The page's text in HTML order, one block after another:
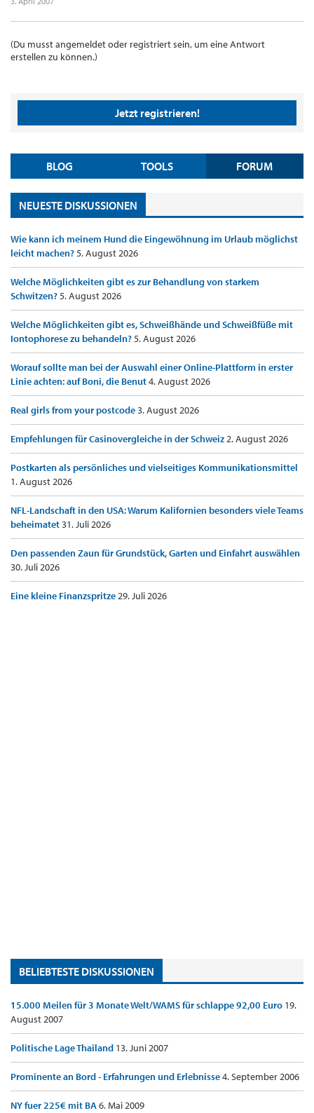
(Du musst angemeldet oder registriert sein, um eine Antwort
erstellen zu können.)
Jetzt registrieren!
BLOG TOOLS FORUM
NEUESTE DISKUSSIONEN
Wie kann ich meinem Hund die Eingewöhnung im Urlaub möglichst
leicht machen?5. August 2026
Welche Möglichkeiten gibt es zur Behandlung von starkem
Schwitzen?5. August 2026
Welche Möglichkeiten gibt es, Schweißhände und Schweißfüße mit
Iontophorese zu behandeln?5. August 2026
Worauf sollte man bei der Auswahl einer Online-Plattform in erster
Linie achten: auf Boni, die Benut4. August 2026
Real girls from your postcode3. August 2026
Empfehlungen für Casinovergleiche in der Schweiz2. August 2026
Postkarten als persönliches und vielseitiges Kommunikationsmittel
1. August 2026
NFL-Landschaft in den USA: Warum Kalifornien besonders viele Teams
beheimatet31. Juli 2026
Den passenden Zaun für Grundstück, Garten und Einfahrt auswählen
30. Juli 2026
Eine kleine Finanzspritze29. Juli 2026
BELIEBTESTE DISKUSSIONEN
15.000 Meilen für 3 Monate Welt/WAMS für schlappe 92,00 Euro 19.
August 2007
Politische Lage Thailand 13. Juni 2007
Prominente an Bord - Erfahrungen und Erlebnisse4. September 2006
NY fuer 225€ mit BA6. Mai 2009